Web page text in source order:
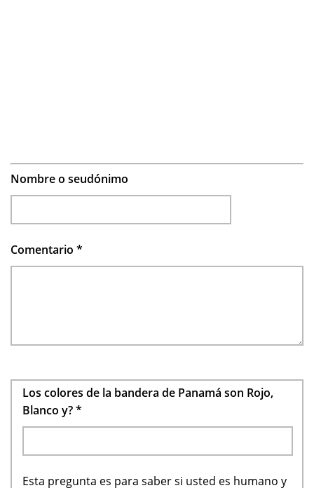
Nombre o seudónimo
Comentario *
Los colores de la bandera de Panamá son Rojo,
Blanco y?*
Esta pregunta es para saber si usted es humano y